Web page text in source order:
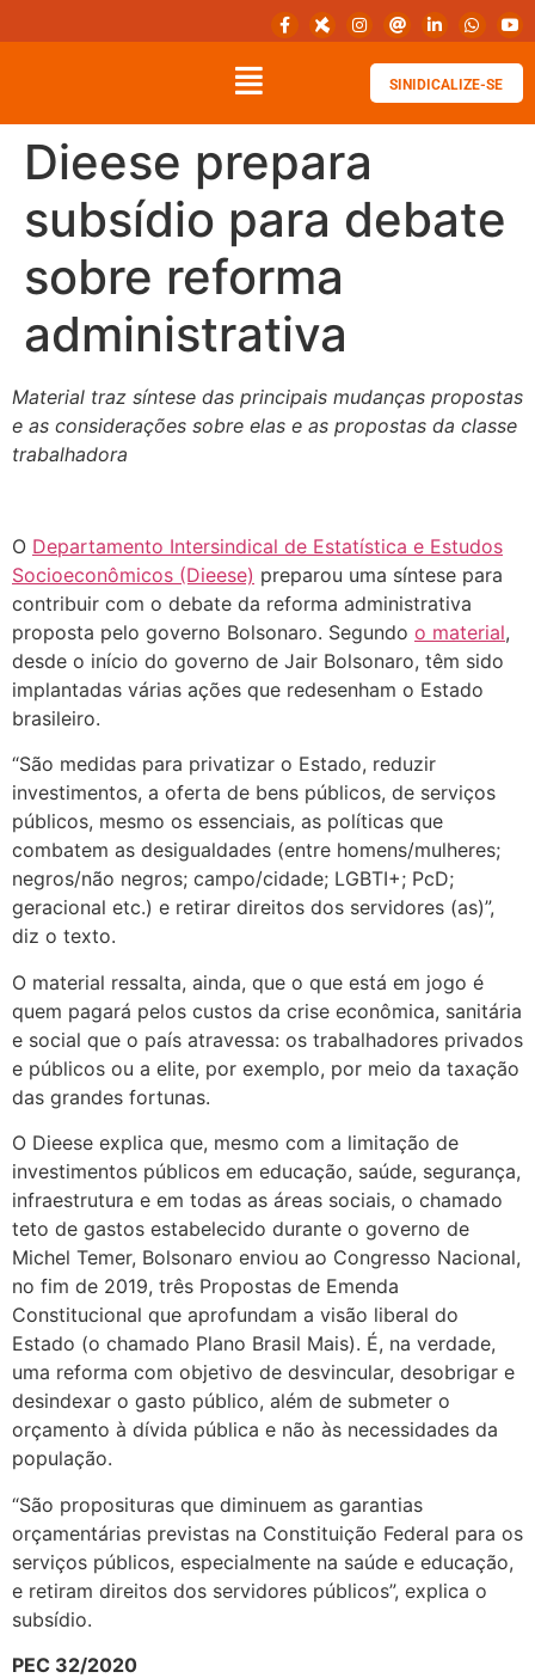
SINIDICALIZE-SE
Dieese prepara
subsídio para debate
sobre reforma
administrativa
Material traz síntese das principais mudanças propostas
e as considerações sobre elas e as propostas da classe
trabalhadora
O Departamento Intersindical de Estatística e Estudos
Socioeconômicos (Dieese) preparou uma síntese para
contribuir com o debate da reforma administrativa
proposta pelo governo Bolsonaro. Segundo o material,
desde o início do governo de Jair Bolsonaro, têm sido
implantadas várias ações que redesenham o Estado
brasileiro.
“São medidas para privatizar o Estado, reduzir
investimentos, a oferta de bens públicos, de serviços
públicos, mesmo os essenciais, as políticas que
combatem as desigualdades (entre homens/mulheres;
negros/não negros; campo/cidade; LGBTI+; PcD;
geracional etc.) e retirar direitos dos servidores (as)”,
diz o texto.
O material ressalta, ainda, que o que está em jogo é
quem pagará pelos custos da crise econômica, sanitária
e social que o país atravessa: os trabalhadores privados
e públicos ou a elite, por exemplo, por meio da taxação
das grandes fortunas.
O Dieese explica que, mesmo com a limitação de
investimentos públicos em educação, saúde, segurança,
infraestrutura e em todas as áreas sociais, o chamado
teto de gastos estabelecido durante o governo de
Michel Temer, Bolsonaro enviou ao Congresso Nacional,
no fim de 2019, três Propostas de Emenda
Constitucional que aprofundam a visão liberal do
Estado (o chamado Plano Brasil Mais). É, na verdade,
uma reforma com objetivo de desvincular, desobrigar e
desindexar o gasto público, além de submeter o
orçamento à dívida pública e não às necessidades da
população.
“São proposituras que diminuem as garantias
orçamentárias previstas na Constituição Federal para os
serviços públicos, especialmente na saúde e educação,
e retiram direitos dos servidores públicos”, explica o
subsídio.
PEC 32/2020